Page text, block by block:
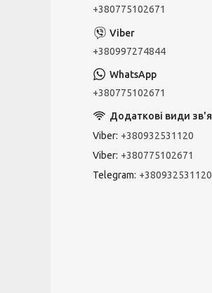
+380775102671
+380997274844
+380775102671
Viber +380932531120
Viber +380775102671
Telegram +380932531120